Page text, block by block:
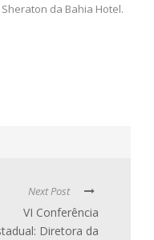
da Bahia Hotel.
Next Post
VI Conferência
Diretora da